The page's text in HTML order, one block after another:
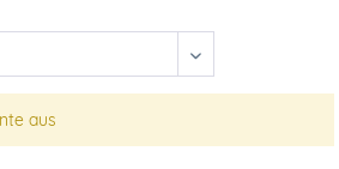
aus